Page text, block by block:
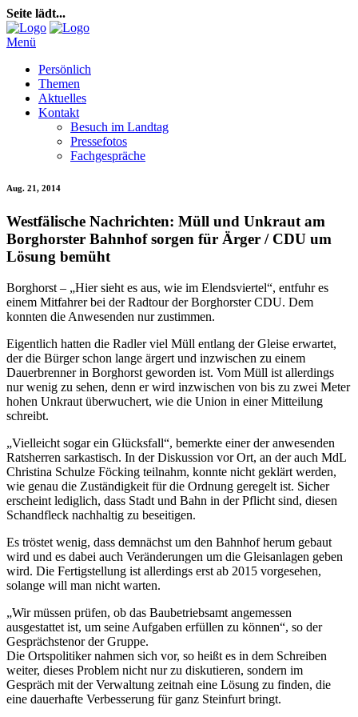
Seite lädt...
Menü
Persönlich
Themen
Aktuelles
Kontakt
Besuch im Landtag
Pressefotos
Fachgespräche
Aug. 21, 2014
Westfälische Nachrichten: Müll und Unkraut am
Borghorster Bahnhof sorgen für Ärger / CDU um
Lösung bemüht
Borghorst – „Hier sieht es aus, wie im Elendsviertel“, entfuhr es
einem Mitfahrer bei der Radtour der Borghorster CDU. Dem
konnten die Anwesenden nur zustimmen.
Eigentlich hatten die Radler viel Müll entlang der Gleise erwartet,
der die Bürger schon lange ärgert und inzwischen zu einem
Dauerbrenner in Borghorst geworden ist. Vom Müll ist allerdings
nur wenig zu sehen, denn er wird inzwischen von bis zu zwei Meter
hohen Unkraut überwuchert, wie die Union in einer Mitteilung
schreibt.
„Vielleicht sogar ein Glücksfall“, bemerkte einer der anwesenden
Ratsherren sarkastisch. In der Diskussion vor Ort, an der auch MdL
Christina Schulze Föcking teilnahm, konnte nicht geklärt werden,
wie genau die Zuständigkeit für die Ordnung geregelt ist. Sicher
erscheint lediglich, dass Stadt und Bahn in der Pflicht sind, diesen
Schandfleck nachhaltig zu beseitigen.
Es tröstet wenig, dass demnächst um den Bahnhof herum gebaut
wird und es dabei auch Veränderungen um die Gleisanlagen geben
wird. Die Fertigstellung ist allerdings erst ab 2015 vorgesehen,
solange will man nicht warten.
„Wir müssen prüfen, ob das Baubetriebsamt angemessen
ausgestattet ist, um seine Aufgaben erfüllen zu können“, so der
Gesprächstenor der Gruppe.
Die Ortspolitiker nahmen sich vor, so heißt es in dem Schreiben
weiter, dieses Problem nicht nur zu diskutieren, sondern im
Gespräch mit der Verwaltung zeitnah eine Lösung zu finden, die
eine dauerhafte Verbesserung für ganz Steinfurt bringt.